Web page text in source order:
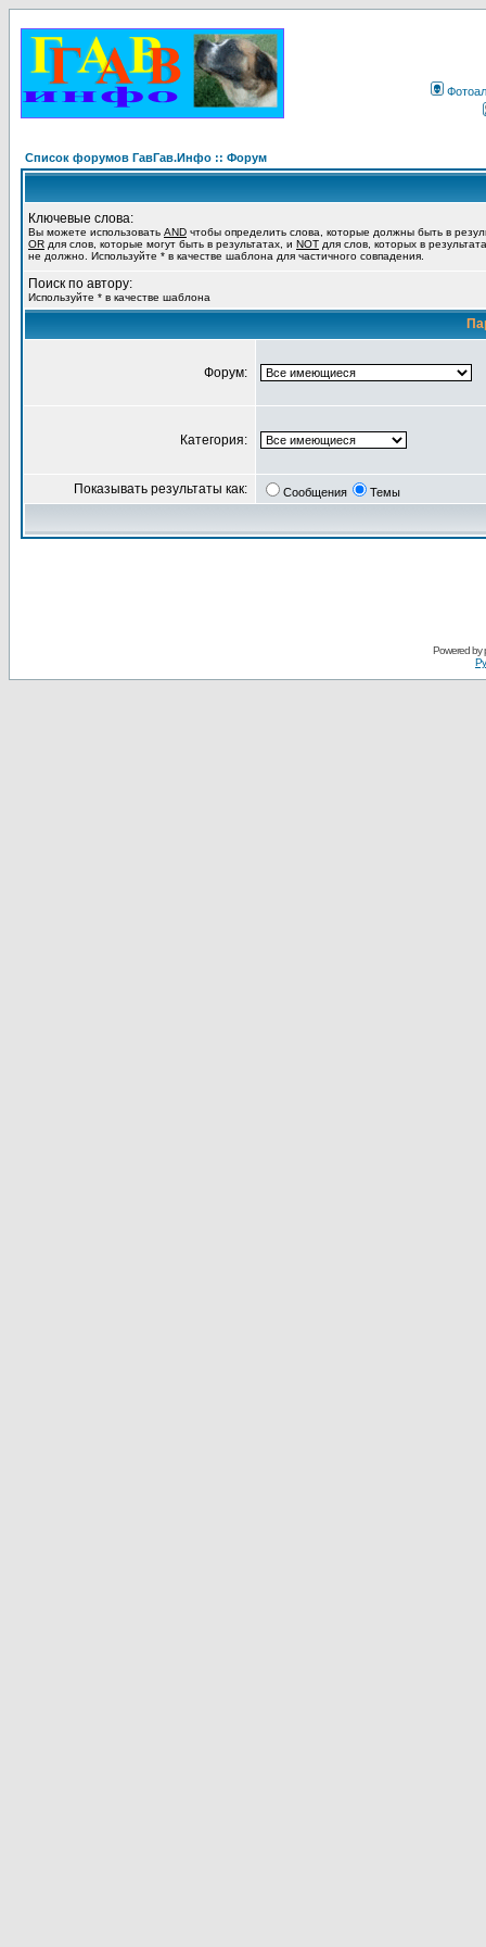
Список форумов ГавГав.Инфо :: Форум
Ключевые слова:
Вы можете использовать AND чтобы определить слова, которые должны быть в
OR для слов, которые могут быть в результатах, и NOT для слов, которых в
не должно. Используйте * в качестве шаблона для частичного совпадения.
Поиск по автору:
Используйте * в качестве шаблона
Форум:
Категория:
Показывать результаты как: Сообщения Темы
Powered by